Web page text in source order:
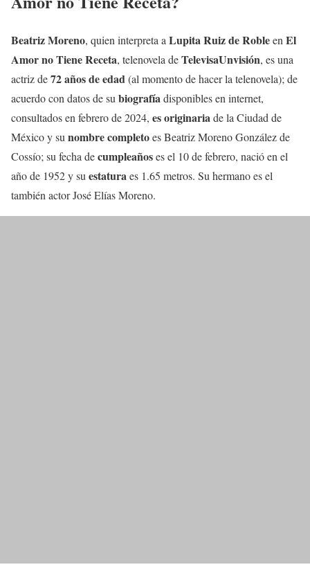
Beatriz Moreno, quien interpreta a Lupita Ruiz de Robleen El
Amor no Tiene Receta, telenovela deTelevisaUnvisión, es una
actriz de72 años de edad(al momento de hacer la telenovela); de
acuerdo con datos de su biografíadisponibles en internet,
consultados en febrero de 2024, es originariade la Ciudad de
México y su nombrecompletoes Beatriz Moreno González de
Cossío; su fecha decumpleañoses el 10 de febrero, nació en el
año de 1952 y su estaturaes 1.65 metros. Su hermano es el
también actor José Elías Moreno.